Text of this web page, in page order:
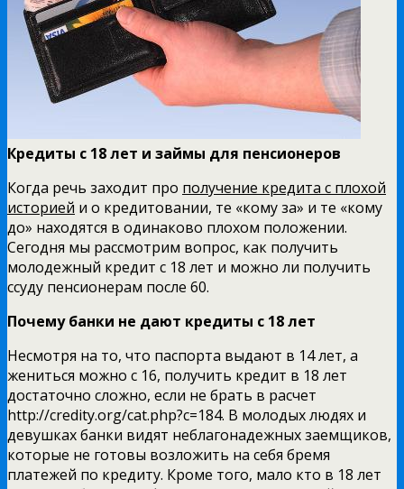
Кредиты с 18 лет и займы для пенсионеров
Когда речь заходит про получение кредита с плохой
историей и о кредитовании, те «кому за» и те «кому
до» находятся в одинаково плохом положении.
Сегодня мы рассмотрим вопрос, как получить
молодежный кредит с 18 лет и можно ли получить
ссуду пенсионерам после 60.
Почему банки не дают кредиты с 18 лет
Несмотря на то, что паспорта выдают в 14 лет, а
жениться можно с 16, получить кредит в 18 лет
достаточно сложно, если не брать в расчет
http://credity.org/cat.php?c=184. В молодых людях и
девушках банки видят неблагонадежных заемщиков,
которые не готовы возложить на себя бремя
платежей по кредиту. Кроме того, мало кто в 18 лет